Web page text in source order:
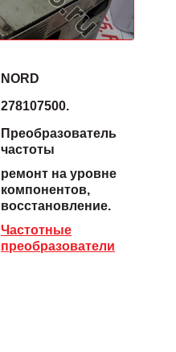
NORD
278107500.
Преобразователь
частоты
ремонт на уровне
компонентов,
восстановление.
Частотные
преобразователи